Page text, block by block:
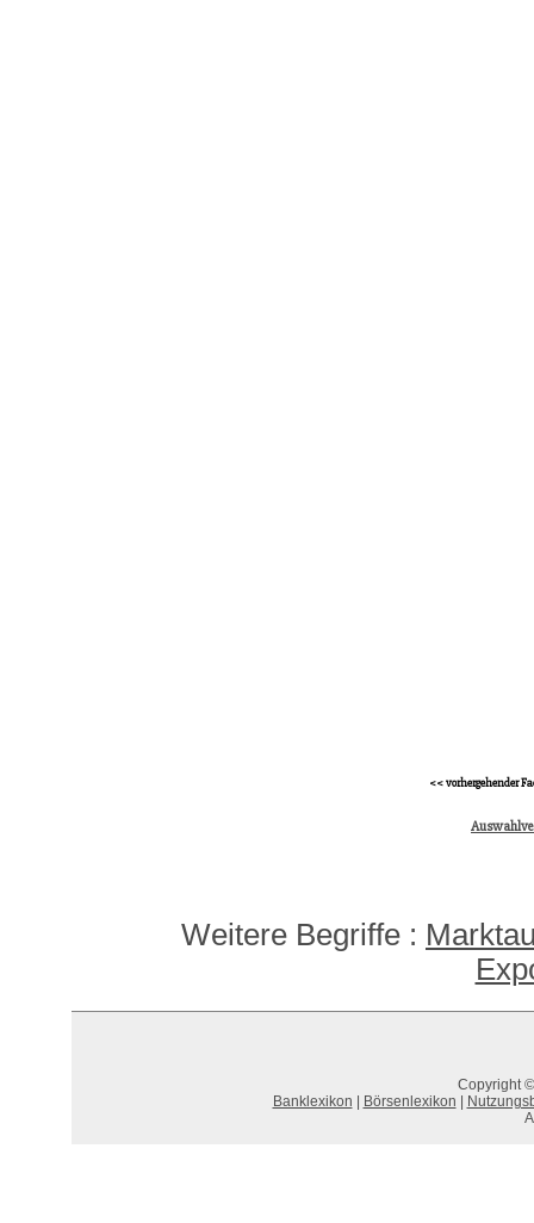
<< vorhergehender
Weitere Begriffe :
Copyright
Banklexikon
Börsenlexikon